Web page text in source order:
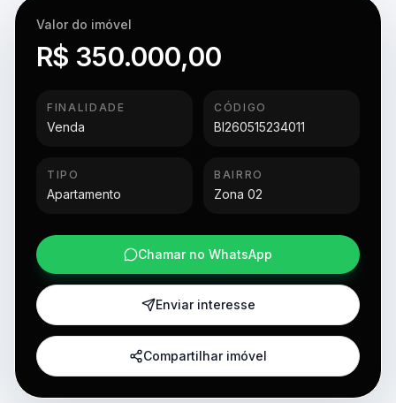
Valor do imóvel
R$ 350.000,00
FINALIDADE
Venda
CÓDIGO
BI260515234011
TIPO
Apartamento
BAIRRO
Zona 02
Chamar no WhatsApp
Enviar interesse
Compartilhar imóvel